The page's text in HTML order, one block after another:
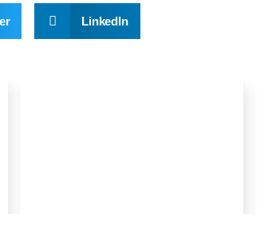
LinkedIn